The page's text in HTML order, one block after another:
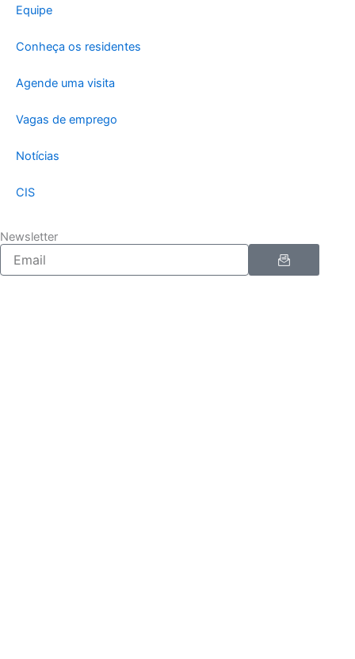
Equipe
Conheça os residentes
Agende uma visita
Vagas de emprego
Notícias
CIS
Newsletter
Enviar